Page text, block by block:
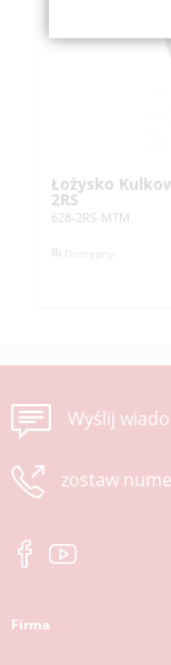
Łożysko
2RS
628-2RS-MTM
Wyślij
zostaw
Firma